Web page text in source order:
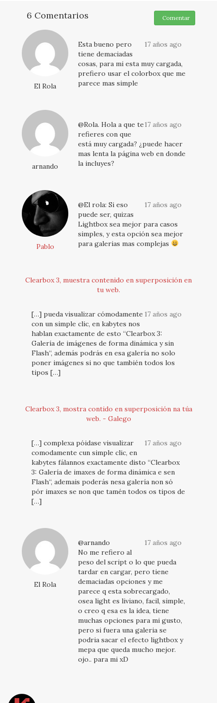
6 Comentarios Comentar
El Rola
17 años ago
Esta bueno pero
tiene demaciadas
cosas, para mi esta muy cargada,
prefiero usar el colorbox que me
parece mas simple
arnando
17 años ago
@Rola. Hola a que te
refieres con que
está muy cargada? ¿puede hacer
mas lenta la página web en donde
la incluyes?
Pablo
17 años ago
@El rola: Si eso
puede ser, quizas
Lightbox sea mejor para casos
simples, y esta opción sea mejor
para galerias mas complejas
Clearbox 3, muestra contenido en superposición en
tu web.
17 años ago
[…] pueda visualizar cómodamente
con un simple clic, en kabytes nos
hablan exactamente de esto “Clearbox 3:
Galería de imágenes de forma dinámica y sin
Flash“, además podrás en esa galería no solo
poner imágenes si no que también todos los
tipos […]
Clearbox 3, mostra contido en superposición na túa
web. - Galego
17 años ago
[…] complexa póidase visualizar
comodamente cun simple clic, en
kabytes fálannos exactamente disto “Clearbox
3: Galería de imaxes de forma dinámica e sen
Flash“, ademais poderás nesa galería non só
pór imaxes se non que tamén todos os tipos de
[…]
El Rola
17 años ago
@arnando
No me refiero al
peso del script o lo que pueda
tardar en cargar, pero tiene
demaciadas opciones y me
parece q esta sobrecargado,
osea light es liviano, facil, simple,
o creo q esa es la idea, tiene
muchas opciones para mi gusto,
pero si fuera una galeria se
podria sacar el efecto lightbox y
mepa que queda mucho mejor.
ojo.. para mi xD